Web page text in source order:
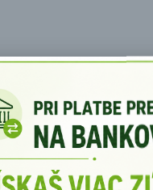
aktualizácie